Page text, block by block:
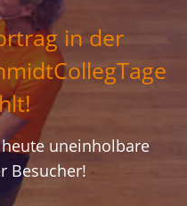
in der
uneinholbare
Besucher!